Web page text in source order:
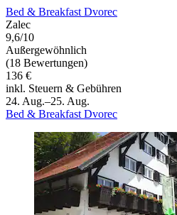
Bed & Breakfast Dvorec
Zalec
9,6/10
Außergewöhnlich
(18 Bewertungen)
136 €
inkl. Steuern & Gebühren
24. Aug.–25. Aug.
Bed & Breakfast Dvorec